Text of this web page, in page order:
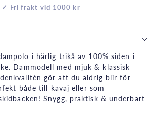
✓ Fri frakt vid 1000 kr
i härlig trikå av 100% siden i
Dammodell med mjuk & klassisk
gör att du aldrig blir för
både till kavaj eller som
Snygg, praktisk & underbart